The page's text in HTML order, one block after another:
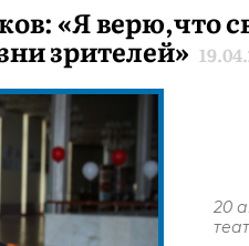
«Я верю,что
зрителей»
20